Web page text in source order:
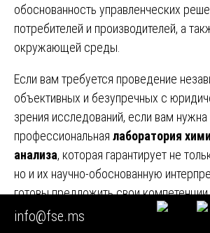
обоснованность управленческих
потребителей и производителей, а
окружающей среды.
Если вам требуется проведение
объективных и безупречных с
зрения исследований, если вам нужна
профессиональная лаборатория
анализа, которая гарантирует не
но и их научно-обоснованную
готовы предложить свои
с нашими возможностями и
info@fse.ms